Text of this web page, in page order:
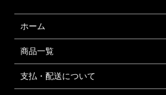
ホーム
商品一覧
支払・配送について